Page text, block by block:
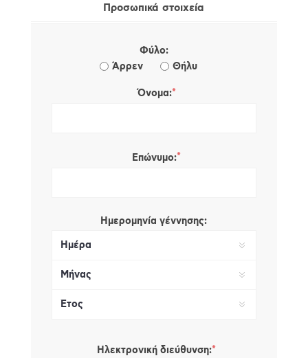
Προσωπικά στοιχεία
Φύλο:
Άρρεν
Θήλυ
Όνομα:*
Επώνυμο:*
Ημερομηνία γέννησης:
Ηλεκτρονική διεύθυνση:*